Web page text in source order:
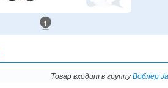
1
Товар входит в группуВоблер